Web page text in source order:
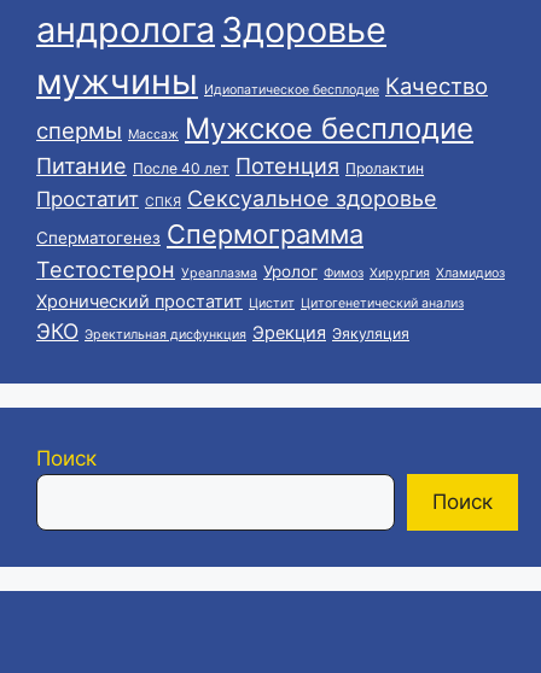
андролога Здоровье
мужчины
Идиопатическое бесплодие Качество
спермы Массаж Мужское бесплодие
Питание После 40 лет Потенция Пролактин
Простатит СПКЯ Сексуальное здоровье
Сперматогенез Спермограмма
Тестостерон Уреаплазма Уролог Фимоз Хирургия Хламидиоз
Хронический простатит Цистит Цитогенетический анализ
ЭКО Эректильная дисфункция Эрекция Эякуляция
Поиск
Поиск